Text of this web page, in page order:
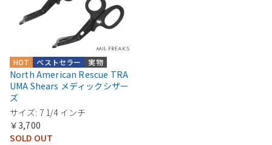
実物
ベストセラー
HOT
North American Rescue TRA
UMA Shears メディックシザー
ズ
サイズ: 7 1/4 インチ
￥3,700
SOLD OUT